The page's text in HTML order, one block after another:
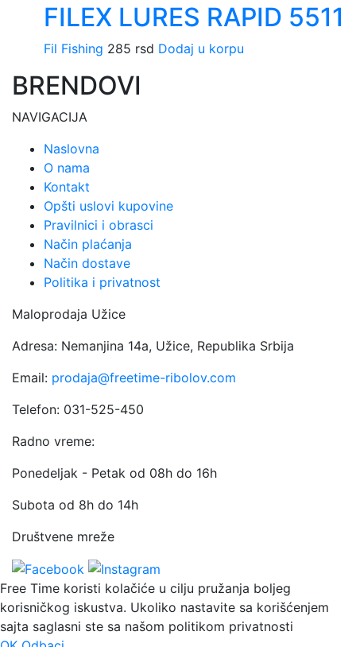
FILEX LURES RAPID 5511
Fil Fishing 285 rsd Dodaj u korpu
BRENDOVI
NAVIGACIJA
Naslovna
O nama
Kontakt
Opšti uslovi kupovine
Pravilnici i obrasci
Način plaćanja
Način dostave
Politika i privatnost
Maloprodaja Užice
Adresa: Nemanjina 14a, Užice, Republika Srbija
Email: prodaja@freetime-ribolov.com
Telefon: 031-525-450
Radno vreme:
Ponedeljak - Petak od 08h do 16h
Subota od 8h do 14h
Društvene mreže
Free Time koristi kolačiće u cilju pružanja boljeg
korisničkog iskustva. Ukoliko nastavite sa korišćenjem
sajta saglasni ste sa našom politikom privatnosti